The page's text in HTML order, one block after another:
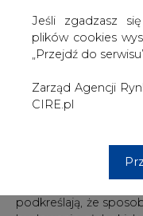
Jeśli zgadzasz
plików cookies
„Przejdź do
Zarząd Agencji
CIRE.pl
również niemieccy
liderzy biznesu,
popierają Nord
myśleniem lewicy i
O'Donnell.
lub nieoficjalnych,
podkreślają, że